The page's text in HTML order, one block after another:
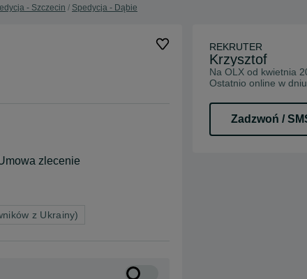
- Szczecin Spedycja - Dąbie
zlecenie
z Ukrainy)
REKRUTER
Krzysztof
Na OLX od kwietnia
Ostatnio online w
Zadzwoń /